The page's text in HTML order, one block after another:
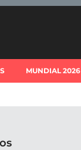
MUNDIAL 2026